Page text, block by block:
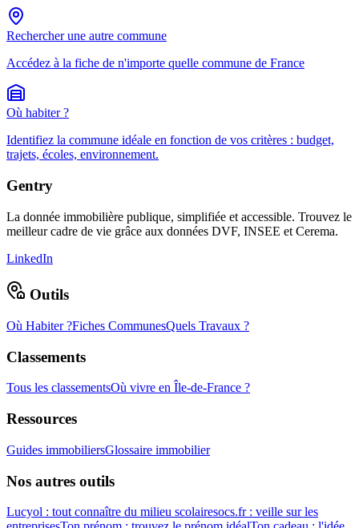
Rechercher une autre commune
Accédez à la fiche de n'importe quelle commune de France
Où habiter ?
Identifiez la commune idéale en fonction de vos critères : budget,
trajets, écoles, environnement.
Gentry
La donnée immobilière publique, simplifiée et accessible. Trouvez le
meilleur cadre de vie grâce aux données DVF, INSEE et Cerema.
LinkedIn
Outils
Où Habiter ?Fiches CommunesQuels Travaux ?
Classements
Tous les classementsOù vivre en Île-de-France ?
Ressources
Guides immobiliersGlossaire immobilier
Nos autres outils
Lucyol : tout connaître du milieu scolairesocs.fr : veille sur les